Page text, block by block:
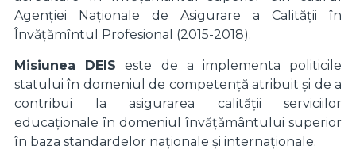
Agenţiei Naţionale de Asigurare a Calităţii în
Învăţămîntul Profesional (2015-2018).
Misiunea DEIS este de a implementa politicile
statului în domeniul de competență atribuit și de a
contribui la asigurarea calității serviciilor
educaționale în domeniul învățământului superior
în baza standardelor naționale și internaționale.